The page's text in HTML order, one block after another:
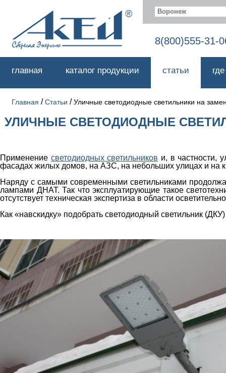
Воронеж
8(800)555-31-
главная каталог продукции статьи
Главная /Статьи /Уличные светодиодные светильники на
УЛИЧНЫЕ СВЕТОДИОДНЫЕ
Применение светодиодных светильников и, в частности,
фасадах жилых домов, на АЗС, на небольших улицах и на
Наряду с самыми современными светильниками
лампами ДНАТ. Так что эксплуатирующие такое
отсутствует техническая экспертиза в области
Как «навскидку» подобрать светодиодный светильник